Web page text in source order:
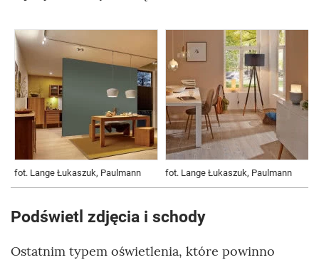
fot. Lange Łukaszuk, Paulmann fot. Lange Łukaszuk, Paulmann
Podświetl zdjęcia i schody
Ostatnim typem oświetlenia, które powinno